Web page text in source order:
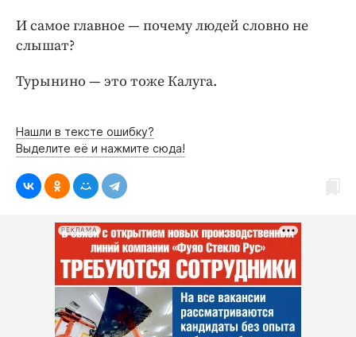
И самое главное — почему людей словно не
слышат?
Турынино — это тоже Калуга.
Нашли в тексте ошибку?
Выделите её и нажмите сюда!
РЕКЛАМА